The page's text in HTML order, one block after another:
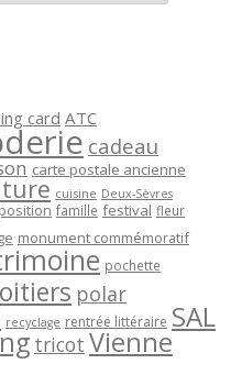
card ATC
cadeau
carte postale ancienne
cuisine Deux-Sèvres
famille festival fleur
monument commémoratif
pochette
polar
recyclage rentrée littéraire SAL
tricot Vienne